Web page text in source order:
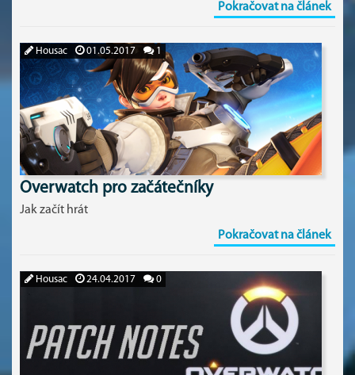
Pokračovat na článek
Housac 01.05.2017 1
Overwatch pro začátečníky
Jak začít hrát
Pokračovat na článek
Housac 24.04.2017 0